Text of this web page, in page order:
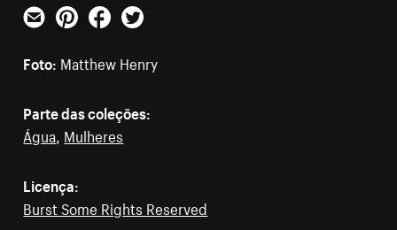
E-mailPinterestFacebookTwitter
Foto: Matthew Henry
Parte das coleções:
Água Mulheres
Licença:
Burst Some Rights Reserved